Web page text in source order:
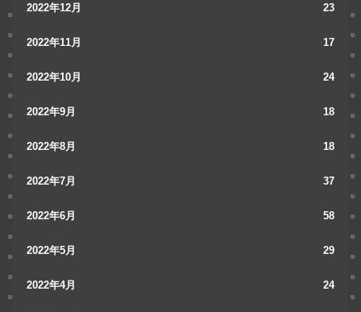
2022年12月 23
2022年11月 17
2022年10月 24
2022年9月 18
2022年8月 18
2022年7月 37
2022年6月 58
2022年5月 29
2022年4月 24